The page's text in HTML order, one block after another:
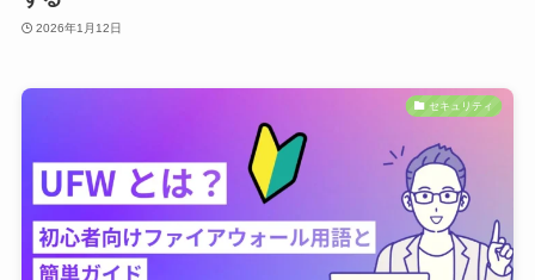
2026年1月12日
セキュリティ